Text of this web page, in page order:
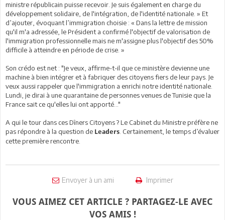
ministre républicain puisse recevoir. Je suis également en charge du
développement solidaire, de l'intégration, de l'identité nationale. » Et
d’ajouter, évoquant l’immigration choisie : « Dans la lettre de mission
qu'il m'a adressée, le Président a confirmé l'objectif de valorisation de
l'immigration professionnelle mais ne m'assigne plus l'objectif des 50%
difficile à atteindre en période de crise. »
Son crédo est net : "Je veux, affirme-t-il que ce ministère devienne une
machine à bien intégrer et à fabriquer des citoyens fiers de leur pays. Je
veux aussi rappeler que l'immigration a enrichi notre identité nationale.
Lundi, je dirai à une quarantaine de personnes venues de Tunisie que la
France sait ce qu'elles lui ont apporté..."
A qui le tour dans ces Dîners Citoyens ? Le Cabinet du Ministre préfère ne
pas répondre à la question de Leaders . Certainement, le temps d’évaluer
cette première rencontre.
Envoyer à un ami Imprimer
VOUS AIMEZ CET ARTICLE ? PARTAGEZ-LE AVEC
VOS AMIS !